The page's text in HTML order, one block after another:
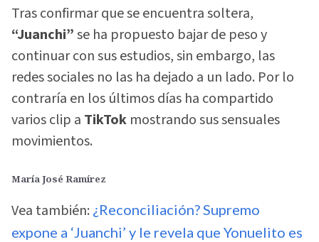
Tras confirmar que se encuentra soltera,
“Juanchi”se ha propuesto bajar de peso y
continuar con sus estudios, sin embargo, las
redes sociales no las ha dejado a un lado. Por lo
contraría en los últimos días ha compartido
varios clip a TikTok mostrando sus sensuales
movimientos.
María José Ramírez
Vea también: ¿Reconciliación? Supremo
expone a ‘Juanchi’ y le revela que Yonuelito es